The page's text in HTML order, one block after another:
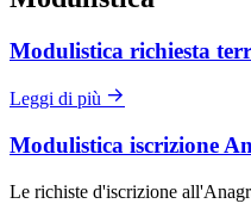
Modulistica richiesta
Leggi di più
Modulistica iscrizione
Le richiste d'iscrizione